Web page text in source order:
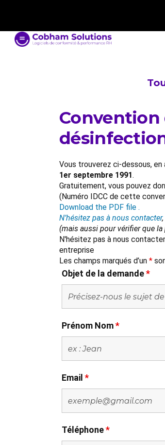
Convention
Vous trouverez ci-dessous, en
1er septembre 1991.
Gratuitement, vous pouvez
(Numéro IDCC de cette
Download the PDF file .
N’hésitez pas à nous contacter
(mais aussi pour vérifier que
N'hésitez pas à nous
entreprise
Les champs marqués d’un *
Objet de la demande*
Prénom Nom*
Email *
Téléphone*